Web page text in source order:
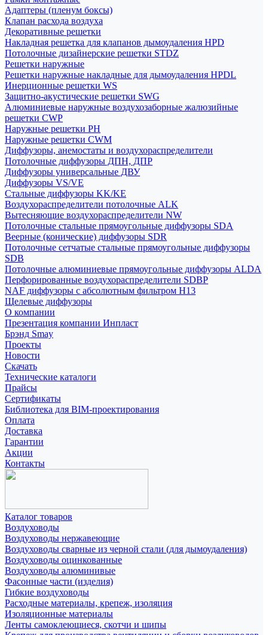
Адаптеры (пленум боксы)
Клапан расхода воздуха
Декоративные решетки
Накладная решетка для клапанов дымоудаления HPD
Потолочные дизайнерские решетки STDZ
Решетки наружные
Решетки наружные накладные для дымоудаления HPDL
Инерционные решетки WS
Защитно-акустические решетки SWG
Алюминиевые наружные воздухозаборные жалюзийные
решетки CWP
Наружные решетки РН
Наружные решетки CWM
Диффузоры, анемостаты и воздухораспределители
Потолочные диффузоры ДПН, ДПР
Диффузоры универсальные ДВУ
Диффузоры VS/VE
Стальные диффузоры KK/KE
Воздухораспределители потолочные ALK
Вытесняющие воздухораспределители NW
Потолочные стальные прямоугольные диффузоры SDA
Веерные (конические) диффузоры SDR
Потолочные сетчатые стальные прямоугольные диффузоры
SDB
Потолочные алюминиевые прямоугольные диффузоры ALDA
Перфорированные воздухораспределители SDBP
NAF диффузоры с абсолютным фильтром Н13
Щелевые диффузоры
О компании
Презентация компании Инпласт
Брэнд Smay
Проекты
Новости
Скачать
Технические каталоги
Прайсы
Сертификаты
Библиотека для BIM-проектирования
Оплата
Доставка
Гарантии
Акции
Контакты
Каталог товаров
Воздуховоды
Воздуховоды нержавеющие
Воздуховоды сварные из черной стали (для дымоудаления)
Воздуховоды оцинкованные
Воздуховоды алюминивые
Фасонные части (изделия)
Гибкие воздуховоды
Расходные материалы, крепеж, изоляция
Изоляционные материалы
Ленты самоклеющиеся, скотчи и шипы